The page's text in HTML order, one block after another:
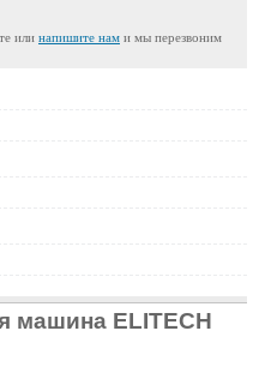
или напишите нам и мы перезвоним
машина ELITECH